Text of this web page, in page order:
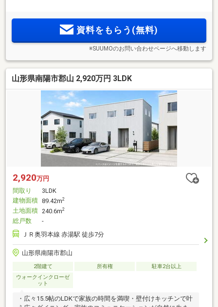
資料をもらう(無料)
※SUUMOのお問い合わせページへ移動します
山形県南陽市郡山 2,920万円 3LDK
2,920万円
間取り
3LDK
建物面積 89.42m2
土地面積 240.6m2
総戸数
-
ＪＲ奥羽本線 赤湯駅 徒歩7分
山形県南陽市郡山
2階建て 所有権
駐車2台以上
ウォークインクローゼ
ット
・広々15.5帖のLDKで家族の時間を満喫・壁付けキッチンで叶